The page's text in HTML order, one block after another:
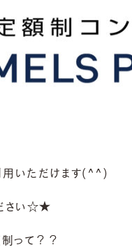
いただけます(^^)
さい☆★
って？？